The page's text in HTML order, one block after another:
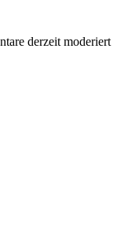
derzeit moderiert